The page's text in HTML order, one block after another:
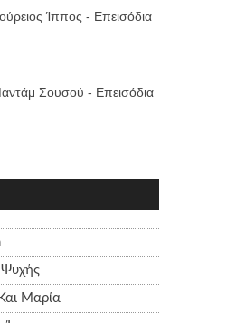
Ίππος - Επεισόδια
Σουσού - Επεισόδια
Ψυχής
Μαρία